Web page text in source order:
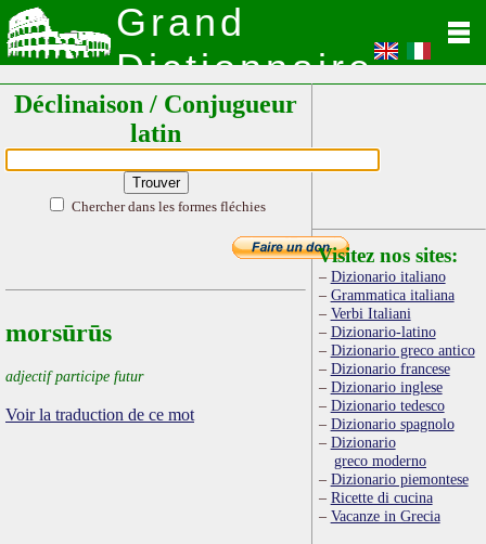
Grand
Dictionnaire
Latin
Déclinaison / Conjugueur
latin
Chercher dans les formes fléchies
morsūrūs
adjectif participe futur
Voir la traduction de ce mot
Visitez nos sites:
Dizionario italiano
Grammatica italiana
Verbi Italiani
Dizionario-latino
Dizionario greco antico
Dizionario francese
Dizionario inglese
Dizionario tedesco
Dizionario spagnolo
Dizionario
greco moderno
Dizionario piemontese
Ricette di cucina
Vacanze in Grecia